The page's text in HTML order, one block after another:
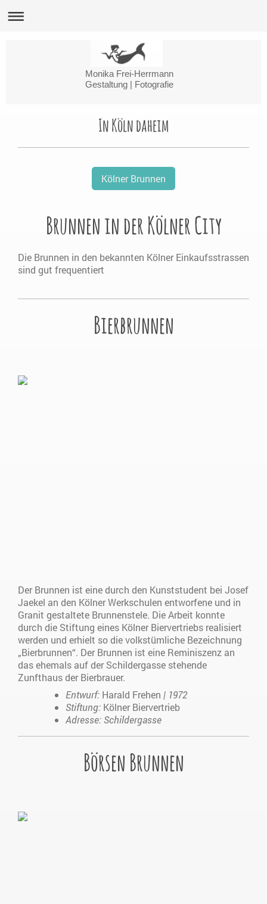
Monika Frei-Herrmann
Gestaltung | Fotografie
In Köln daheim
Kölner Brunnen
Brunnen in der Kölner City
Die Brunnen in den bekannten Kölner Einkaufsstrassen
sind gut frequentiert
Bierbrunnen
Der Brunnen ist eine durch den Kunststudent bei Josef
Jaekel an den Kölner Werkschulen entworfene und in
Granit gestaltete Brunnenstele. Die Arbeit konnte
durch die Stiftung eines Kölner Biervertriebs realisiert
werden und erhielt so die volkstümliche Bezeichnung
„Bierbrunnen“. Der Brunnen ist eine Reminiszenz an
das ehemals auf der Schildergasse stehende
Zunfthaus der Bierbrauer.
Entwurf: Harald Frehen | 1972
Stiftung: Kölner Biervertrieb
Adresse: Schildergasse
Börsen Brunnen